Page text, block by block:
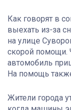
Как говорят в
выехать из-за
на улице
скорой помощи.
автомобиль
На помощь
Жители города